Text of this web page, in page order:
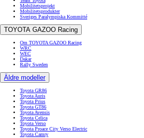
Mobilitetsprojekt
Mobilitetsprodukter
Sveriges Paralympiska Kommitté
TOYOTA GAZOO Racing
Om TOYOTA GAZOO Racing
WRC
WEC
Dakar
Rally Sweden
Äldre modeller
Toyota GR86
Toyota Auris
Toyota Prius
Toyota GT86
Toyota Avensis
Toyota Celica
Toyota Verso
Toyota Proace City Verso Electric
Toyota Camry